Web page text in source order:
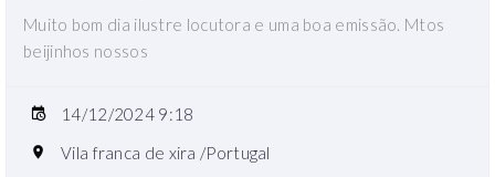
Muito bom dia ilustre locutora e uma boa emissão. Mtos
beijinhos nossos
14/12/2024 9:18
Vila franca de xira /Portugal